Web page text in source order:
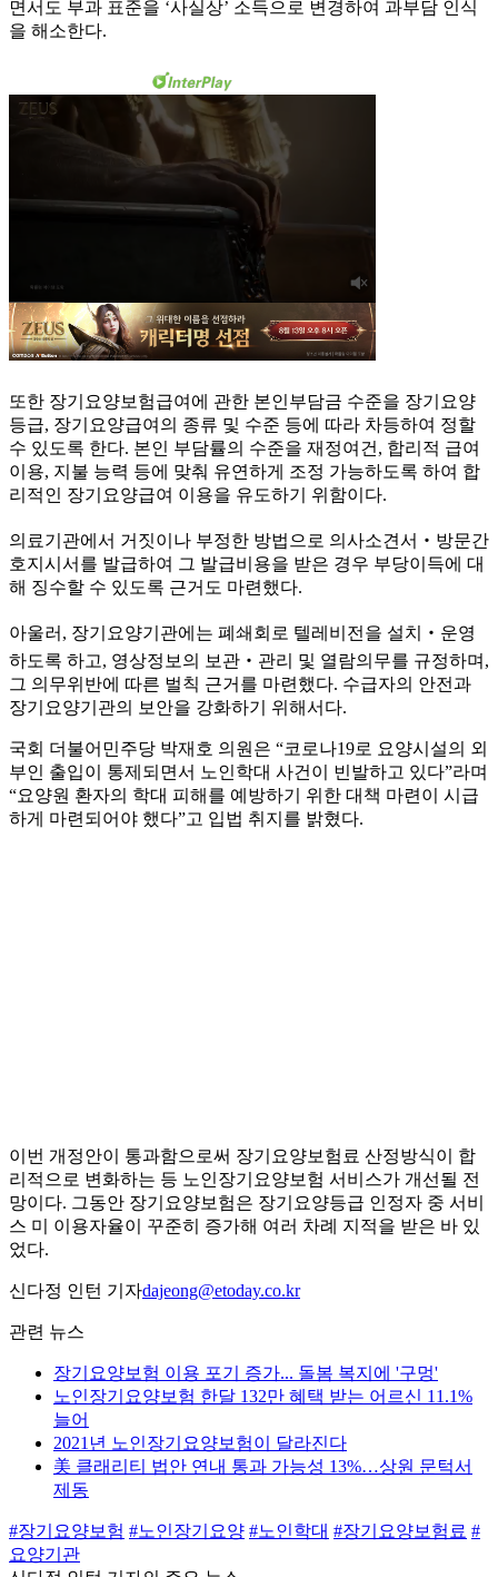
면서도 부과 표준을 ‘사실상’ 소득으로 변경하여 과부담 인식
을 해소한다.
또한 장기요양보험급여에 관한 본인부담금 수준을 장기요양
등급, 장기요양급여의 종류 및 수준 등에 따라 차등하여 정할
수 있도록 한다. 본인 부담률의 수준을 재정여건, 합리적 급여
이용, 지불 능력 등에 맞춰 유연하게 조정 가능하도록 하여 합
리적인 장기요양급여 이용을 유도하기 위함이다.
의료기관에서 거짓이나 부정한 방법으로 의사소견서‧방문간
호지시서를 발급하여 그 발급비용을 받은 경우 부당이득에 대
해 징수할 수 있도록 근거도 마련했다.
아울러, 장기요양기관에는 폐쇄회로 텔레비전을 설치‧운영
하도록 하고, 영상정보의 보관‧관리 및 열람의무를 규정하며,
그 의무위반에 따른 벌칙 근거를 마련했다. 수급자의 안전과
장기요양기관의 보안을 강화하기 위해서다.
국회 더불어민주당 박재호 의원은 “코로나19로 요양시설의 외
부인 출입이 통제되면서 노인학대 사건이 빈발하고 있다”라며
“요양원 환자의 학대 피해를 예방하기 위한 대책 마련이 시급
하게 마련되어야 했다”고 입법 취지를 밝혔다.
이번 개정안이 통과함으로써 장기요양보험료 산정방식이 합
리적으로 변화하는 등 노인장기요양보험 서비스가 개선될 전
망이다. 그동안 장기요양보험은 장기요양등급 인정자 중 서비
스 미 이용자율이 꾸준히 증가해 여러 차례 지적을 받은 바 있
었다.
신다정 인턴 기자dajeong@etoday.co.kr
관련 뉴스
장기요양보험 이용 포기 증가... 돌봄 복지에 '구멍'
노인장기요양보험 한달 132만 혜택 받는 어르신 11.1%
늘어
2021년 노인장기요양보험이 달라진다
美 클래리티 법안 연내 통과 가능성 13%…상원 문턱서
제동
#장기요양보험 #노인장기요양 #노인학대 #장기요양보험료 #
요양기관